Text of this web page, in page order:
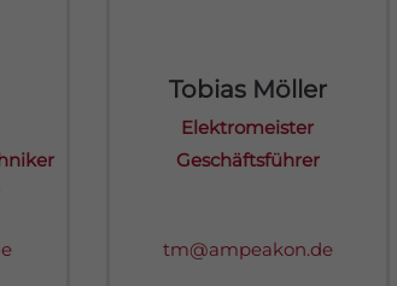
Tobias Möller
Elektromeister
Geschäftsführer
tm@ampeakon.de